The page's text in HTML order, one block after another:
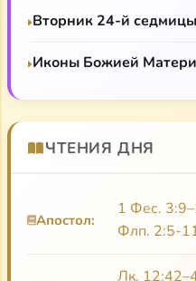
Лекция Трауберг о
Аудиостатья Трауберг
Д. Бинхам «Клайв
Художесвенный фильм
Лекция Т. Супрун о
Передача из
Лекции С. Шешуновой
Вторник 24-й
Иконы Божией
ЧТЕНИЯ ДНЯ
Апостол:
1 Фес.
Флп. 2:5-
Лк.